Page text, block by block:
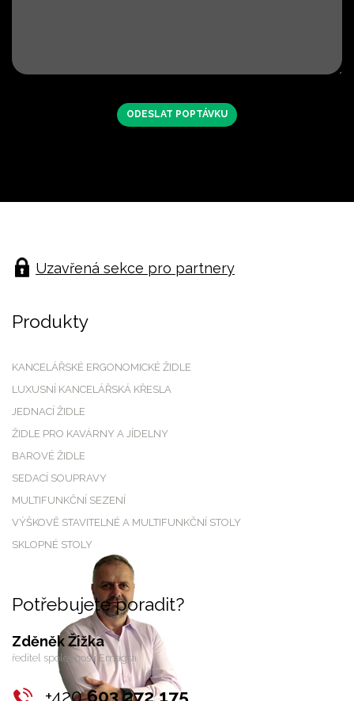
Uzavřená sekce pro partnery
Produkty
KANCELÁŘSKÉ ERGONOMICKÉ ŽIDLE
LUXUSNÍ KANCELÁŘSKÁ KŘESLA
JEDNACÍ ŽIDLE
ŽIDLE PRO KAVÁRNY A JÍDELNY
BAROVÉ ŽIDLE
SEDACÍ SOUPRAVY
MULTIFUNKČNÍ SEZENÍ
VÝŠKOVĚ STAVITELNÉ A MULTIFUNKČNÍ STOLY
SKLOPNÉ STOLY
Potřebujete poradit?
Zděněk Žižka
ředitel společnosti Emagra
+420603 272 175